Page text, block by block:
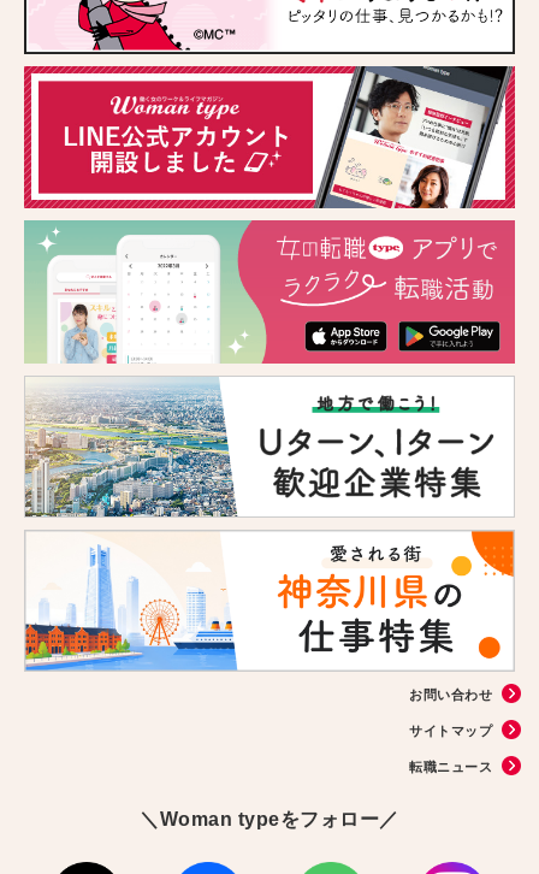
お問い合わせ
サイトマップ
転職ニュース
＼Woman typeをフォロー／